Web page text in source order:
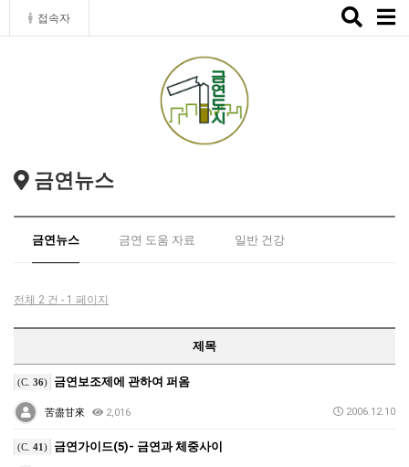
접속자
Toggle
금연뉴스
금연뉴스 금연 도움 자료 일반 건강
전체 2 건 - 1 페이지
제목
(C. 36) 금연보조제에 관하여 퍼옴
苦盡甘來 2,016 2006.12.10
(C. 41) 금연가이드(5)- 금연과 체중사이